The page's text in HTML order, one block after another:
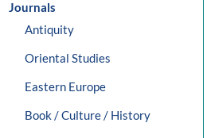
Journals
Antiquity
Oriental Studies
Eastern Europe
Book / Culture / History